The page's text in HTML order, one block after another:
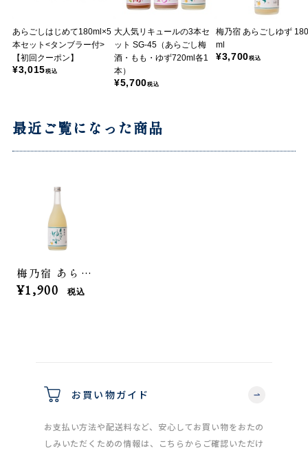
あらごしはじめて180ml×5
本セット<タンブラー付>
【初回クーポン】
¥3,015税込
大人気リキュールの3本セ
ット SG-45（あらごし梅
酒・もも・ゆず720ml各1
本）
¥5,700税込
梅乃宿 あらごしゆず
ml
¥3,700税込
最近ご覧になった商品
梅乃宿 あらごしゆず 720ml
¥1,900 税込
お買い物ガイド
お支払い方法や配送料など、安心してお買い物をおたの
しみいただくための情報は、こちらからご確認いただけ